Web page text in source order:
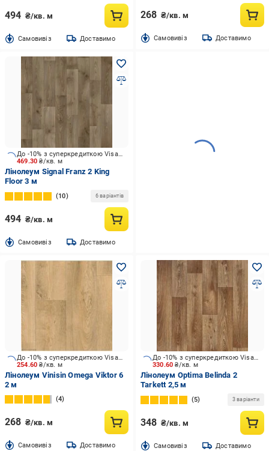
494 ₴/кв. м
Cамовивіз Доставимо
268 ₴/кв. м
Cамовивіз Доставимо
469.30₴/кв. м
До -10% з суперкредиткою Visa Вигода
Лінолеум Signal Franz 2 King
Floor 3 м
10 6 варіантів
494 ₴/кв. м
Cамовивіз Доставимо
254.60₴/кв. м
До -10% з суперкредиткою Visa Вигода
Лінолеум Vinisin Omega Viktor 6
2 м
4
268 ₴/кв. м
Cамовивіз Доставимо
330.60₴/кв. м
До -10% з суперкредиткою Visa Вигода
Лінолеум Optima Belinda 2
Tarkett 2,5 м
5 3 варіанти
348 ₴/кв. м
Cамовивіз Доставимо